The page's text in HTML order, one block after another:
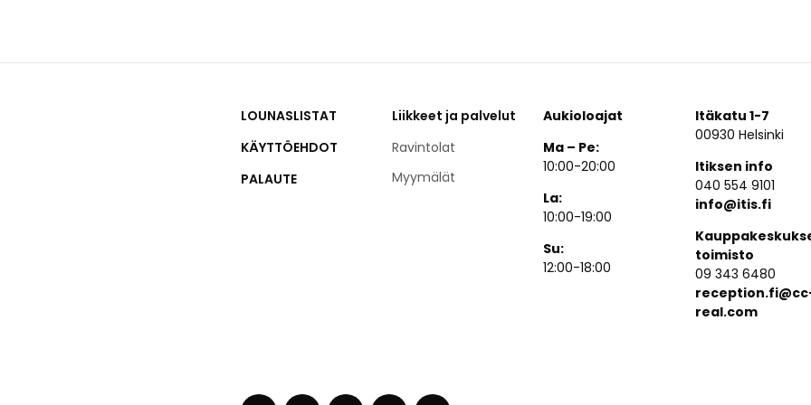
LOUNASLISTAT
KÄYTTÖEHDOT
PALAUTE
Liikkeet ja palvelut
Ravintolat
Myymälät
Aukioloajat
Ma – Pe:
10:00-20:00
La:
10:00-19:00
Su:
12:00-18:00
Itäkatu 1-7
00930 Helsinki
Itiksen info
040 554 9101
info@itis.fi
toimisto
09 343 6480
real.com